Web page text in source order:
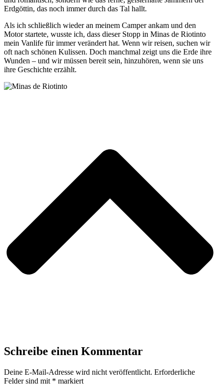
Erdgöttin, das noch immer durch das Tal hallt.
Als ich schließlich wieder an meinem Camper ankam und den
Motor startete, wusste ich, dass dieser Stopp in Minas de Riotinto
mein Vanlife für immer verändert hat. Wenn wir reisen, suchen wir
oft nach schönen Kulissen. Doch manchmal zeigt uns die Erde ihre
Wunden – und wir müssen bereit sein, hinzuhören, wenn sie uns
ihre Geschichte erzählt.
Schreibe einen Kommentar
Deine E-Mail-Adresse wird nicht veröffentlicht. Erforderliche
Felder sind mit * markiert